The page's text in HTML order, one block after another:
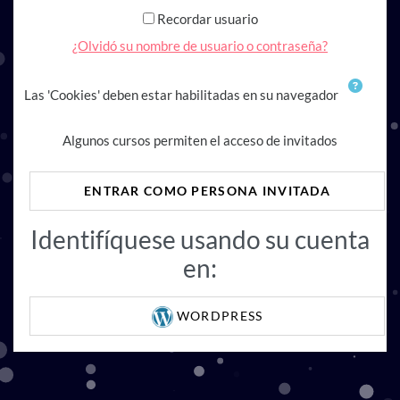
Recordar usuario
¿Olvidó su nombre de usuario o contraseña?
Las 'Cookies' deben estar habilitadas en su navegador
Algunos cursos permiten el acceso de invitados
ENTRAR COMO PERSONA INVITADA
Identifíquese usando su cuenta
en:
WORDPRESS